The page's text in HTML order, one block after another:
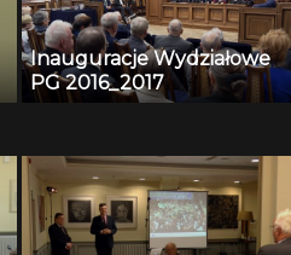
Inauguracje Wydziałowe
PG 2016_2017